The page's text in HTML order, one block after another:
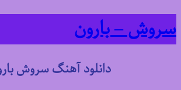
سروش – بارون
دانلود آهنگ سروش